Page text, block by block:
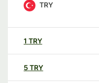
TRY
1 TRY
5 TRY